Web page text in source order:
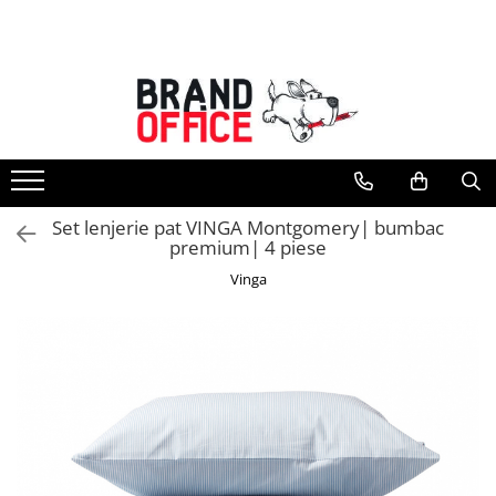
Unitate Protejata - PRODUCTIE
Hartie copiator si produse
tipografice
Produse consumabile din hartie
Detergenti si dezinfectanti
Organizatoare business
Birotica si papetarie
Hartie si articole din hartie
Set lenjerie pat VINGA Montgomery| bumbac
premium| 4 piese
Vinga